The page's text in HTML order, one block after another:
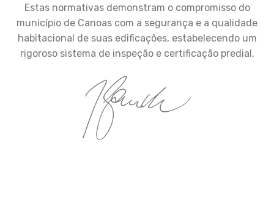
Estas normativas demonstram o compromisso do
município de Canoas com a segurança e a qualidade
habitacional de suas edificações, estabelecendo um
rigoroso sistema de inspeção e certificação predial.